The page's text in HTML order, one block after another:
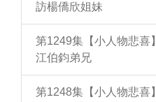
訪楊僑欣姐妹
第1249集【小人物悲喜
江伯鈞弟兄
第1248集【小人物悲喜